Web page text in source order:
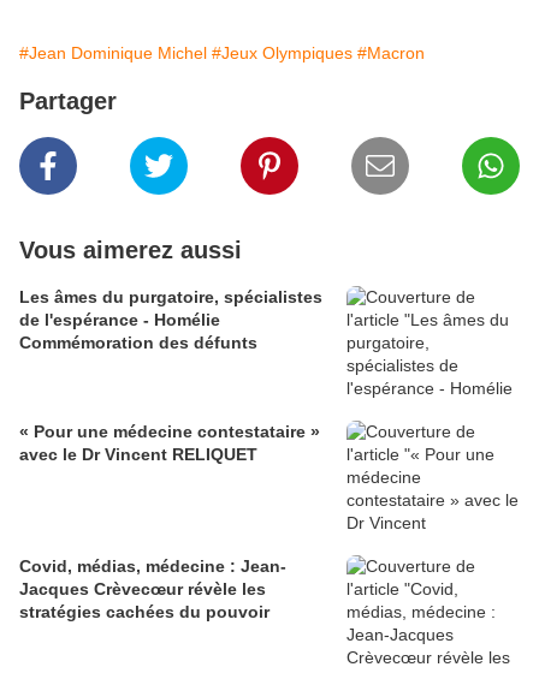
#Jean Dominique Michel #Jeux Olympiques #Macron
Partager
Vous aimerez aussi
Les âmes du purgatoire, spécialistes
de l'espérance - Homélie
Commémoration des défunts
« Pour une médecine contestataire »
avec le Dr Vincent RELIQUET
Covid, médias, médecine : Jean-
Jacques Crèvecœur révèle les
stratégies cachées du pouvoir